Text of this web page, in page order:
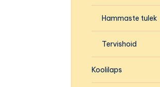
Hammaste tulek
Tervishoid
Koolilaps